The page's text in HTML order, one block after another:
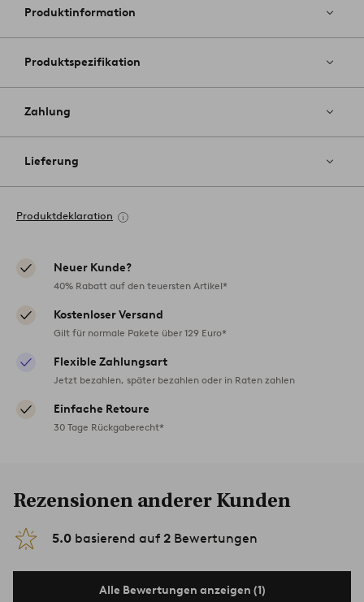
Produktinformation
Produktspezifikation
Zahlung
Lieferung
Produktdeklaration
Neuer Kunde?
40% Rabatt auf den teuersten Artikel*
Kostenloser Versand
Gilt für normale Pakete über 129 Euro*
Flexible Zahlungsart
Jetzt bezahlen, später bezahlen oder in Raten zahlen
Einfache Retoure
30 Tage Rückgaberecht*
Rezensionen anderer Kunden
5.0 basierend auf 2 Bewertungen
Alle Bewertungen anzeigen (1)